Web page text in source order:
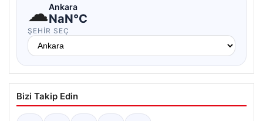
☁Ankara
NaN°C
ŞEHIR SEÇ
Bizi Takip Edin